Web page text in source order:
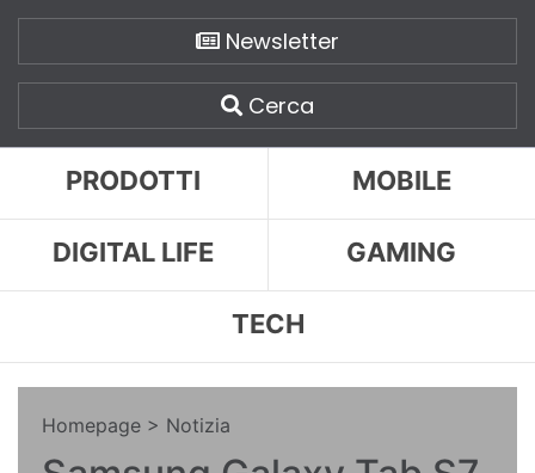
Newsletter
Cerca
PRODOTTI MOBILE
DIGITAL LIFE GAMING
TECH
Homepage > Notizia